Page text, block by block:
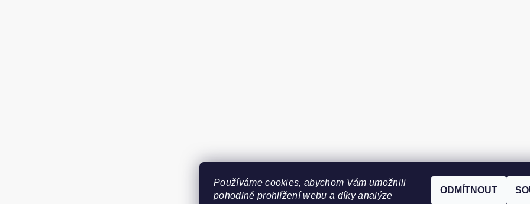
Používáme cookies, abychom Vám umožnili
pohodlné prohlížení webu a díky analýze
ODMÍTNOUT